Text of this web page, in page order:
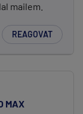
mailem.
REAGOVAT
MAX